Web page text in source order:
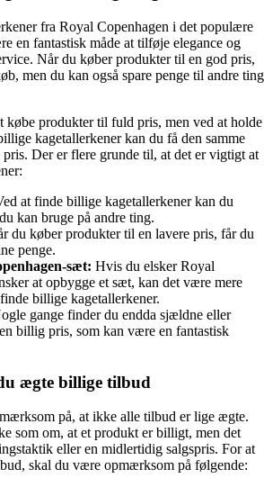
fra Royal Copenhagen i det populære
en fantastisk måde at tilføje elegance og
Når du køber produkter til en god pris,
men du kan også spare penge til andre ting
købe produkter til fuld pris, men ved at holde
kagetallerkener kan du få den samme
Der er flere grunde til, at det er vigtigt at
at finde billige kagetallerkener kan du
kan bruge på andre ting.
du køber produkter til en lavere pris, får du
penge.
sæt: Hvis du elsker Royal
at opbygge et sæt, kan det være mere
billige kagetallerkener.
gange finder du endda sjældne eller
billig pris, som kan være en fantastisk
ægte billige tilbud
på, at ikke alle tilbud er lige ægte.
som om, at et produkt er billigt, men det
eller en midlertidig salgspris. For at
skal du være opmærksom på følgende: